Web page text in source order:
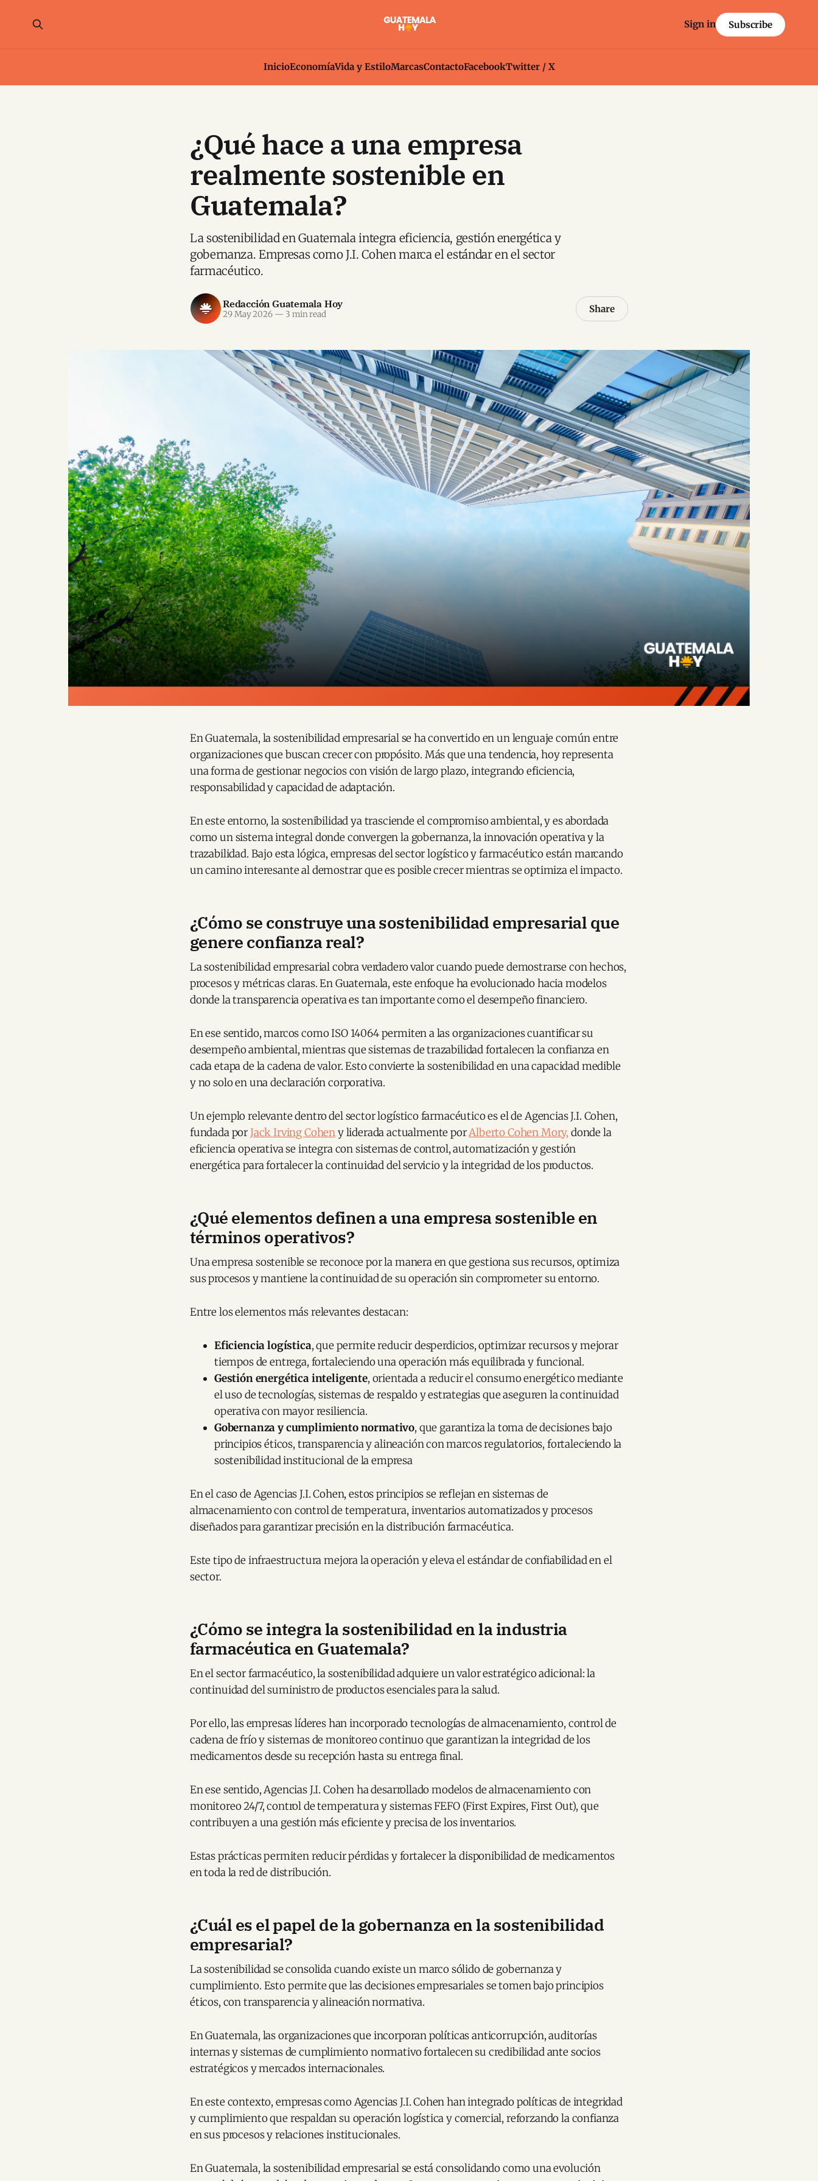
InicioEconomíaVida y EstiloMarcasContactoFacebookTwitter / X
Sign in Subscribe
¿Qué hace a una empresa
realmente sostenible en
Guatemala?
La sostenibilidad en Guatemala integra eficiencia, gestión energética y
gobernanza. Empresas como J.I. Cohen marca el estándar en el sector
farmacéutico.
Redacción Guatemala Hoy
29 May 2026 — 3 min read Share
En Guatemala, la sostenibilidad empresarial se ha convertido en un lenguaje común entre
organizaciones que buscan crecer con propósito. Más que una tendencia, hoy representa
una forma de gestionar negocios con visión de largo plazo, integrando eficiencia,
responsabilidad y capacidad de adaptación.
En este entorno, la sostenibilidad ya trasciende el compromiso ambiental, y es abordada
como un sistema integral donde convergen la gobernanza, la innovación operativa y la
trazabilidad. Bajo esta lógica, empresas del sector logístico y farmacéutico están marcando
un camino interesante al demostrar que es posible crecer mientras se optimiza el impacto.
¿Cómo se construye una sostenibilidad empresarial que
genere confianza real?
La sostenibilidad empresarial cobra verdadero valor cuando puede demostrarse con hechos,
procesos y métricas claras. En Guatemala, este enfoque ha evolucionado hacia modelos
donde la transparencia operativa es tan importante como el desempeño financiero.
En ese sentido, marcos como ISO 14064 permiten a las organizaciones cuantificar su
desempeño ambiental, mientras que sistemas de trazabilidad fortalecen la confianza en
cada etapa de la cadena de valor. Esto convierte la sostenibilidad en una capacidad medible
y no solo en una declaración corporativa.
Un ejemplo relevante dentro del sector logístico farmacéutico es el de Agencias J.I. Cohen,
fundada porJack Irving Coheny liderada actualmente porAlberto Cohen Mory, donde la
eficiencia operativa se integra con sistemas de control, automatización y gestión
energética para fortalecer la continuidad del servicio y la integridad de los productos.
¿Qué elementos definen a una empresa sostenible en
términos operativos?
Una empresa sostenible se reconoce por la manera en que gestiona sus recursos, optimiza
sus procesos y mantiene la continuidad de su operación sin comprometer su entorno.
Entre los elementos más relevantes destacan:
Eficiencia logística, que permite reducir desperdicios, optimizar recursos y mejorar
tiempos de entrega, fortaleciendo una operación más equilibrada y funcional.
Gestión energética inteligente, orientada a reducir el consumo energético mediante
el uso de tecnologías, sistemas de respaldo y estrategias que aseguren la continuidad
operativa con mayor resiliencia.
Gobernanza y cumplimiento normativo, que garantiza la toma de decisiones bajo
principios éticos, transparencia y alineación con marcos regulatorios, fortaleciendo la
sostenibilidad institucional de la empresa
En el caso de Agencias J.I. Cohen, estos principios se reflejan en sistemas de
almacenamiento con control de temperatura, inventarios automatizados y procesos
diseñados para garantizar precisión en la distribución farmacéutica.
Este tipo de infraestructura mejora la operación y eleva el estándar de confiabilidad en el
sector.
¿Cómo se integra la sostenibilidad en la industria
farmacéutica en Guatemala?
En el sector farmacéutico, la sostenibilidad adquiere un valor estratégico adicional: la
continuidad del suministro de productos esenciales para la salud.
Por ello, las empresas líderes han incorporado tecnologías de almacenamiento, control de
cadena de frío y sistemas de monitoreo continuo que garantizan la integridad de los
medicamentos desde su recepción hasta su entrega final.
En ese sentido, Agencias J.I. Cohen ha desarrollado modelos de almacenamiento con
monitoreo 24/7, control de temperatura y sistemas FEFO (First Expires, First Out), que
contribuyen a una gestión más eficiente y precisa de los inventarios.
Estas prácticas permiten reducir pérdidas y fortalecer la disponibilidad de medicamentos
en toda la red de distribución.
¿Cuál es el papel de la gobernanza en la sostenibilidad
empresarial?
La sostenibilidad se consolida cuando existe un marco sólido de gobernanza y
cumplimiento. Esto permite que las decisiones empresariales se tomen bajo principios
éticos, con transparencia y alineación normativa.
En Guatemala, las organizaciones que incorporan políticas anticorrupción, auditorías
internas y sistemas de cumplimiento normativo fortalecen su credibilidad ante socios
estratégicos y mercados internacionales.
En este contexto, empresas como Agencias J.I. Cohen han integrado políticas de integridad
y cumplimiento que respaldan su operación logística y comercial, reforzando la confianza
en sus procesos y relaciones institucionales.
En Guatemala, la sostenibilidad empresarial se está consolidando como una evolución